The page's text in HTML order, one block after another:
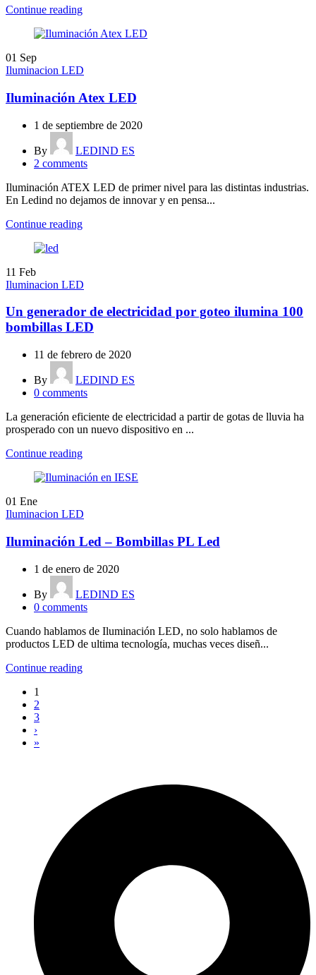
Continue reading
01 Sep
Iluminacion LED
Iluminación Atex LED
1 de septiembre de 2020
By
LEDIND ES
2 comments
Iluminación ATEX LED de primer nivel para las distintas industrias.
En Ledind no dejamos de innovar y en pensa...
Continue reading
11 Feb
Iluminacion LED
Un generador de electricidad por goteo ilumina 100
bombillas LED
11 de febrero de 2020
By
LEDIND ES
0 comments
La generación eficiente de electricidad a partir de gotas de lluvia ha
prosperado con un nuevo dispositivo en ...
Continue reading
01 Ene
Iluminacion LED
Iluminación Led – Bombillas PL Led
1 de enero de 2020
By
LEDIND ES
0 comments
Cuando hablamos de Iluminación LED, no solo hablamos de
productos LED de ultima tecnología, muchas veces diseñ...
Continue reading
1
2
3
›
»